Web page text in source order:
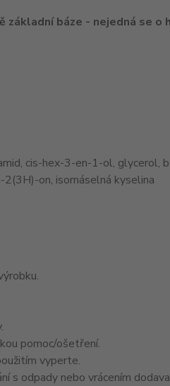
základní báze - nejedná se o
cis-hex-3-en-1-ol, glycerol,
on, isomáselná kyselina
pomoc/ošetření.
vyperte.
s odpady nebo vrácením